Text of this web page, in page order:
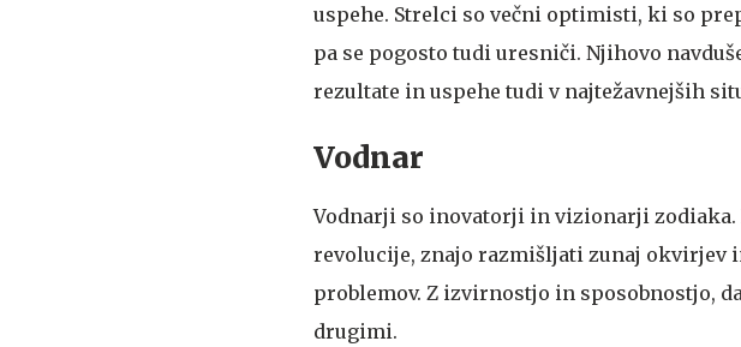
uspehe. Strelci so večni optimisti, ki so
pa se pogosto tudi uresniči. Njihovo
rezultate in uspehe tudi v najtežavnejših
Vodnar
Vodnarji so inovatorji in vizionarji zodiaka.
revolucije, znajo razmišljati zunaj okvirjev
problemov. Z izvirnostjo in sposobnostjo,
drugimi.